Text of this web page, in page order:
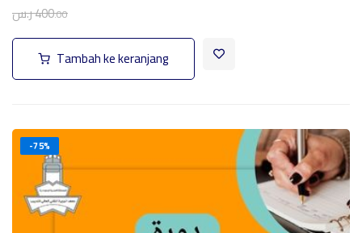
400.00
ر.س
Tambah ke keranjang
-75%